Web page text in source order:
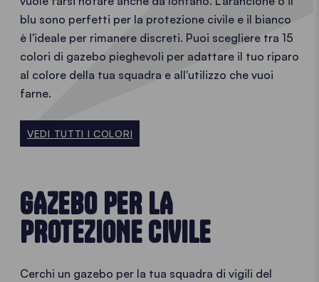
blu sono perfetti per la protezione civile e il bianco
è l'ideale per rimanere discreti. Puoi scegliere tra 15
colori di gazebo pieghevoli per adattare il tuo riparo
al colore della tua squadra e all'utilizzo che vuoi
farne.
VEDI TUTTI I COLORI
GAZEBO PER LA
PROTEZIONE CIVILE
Cerchi un gazebo per la tua squadra di vigili del